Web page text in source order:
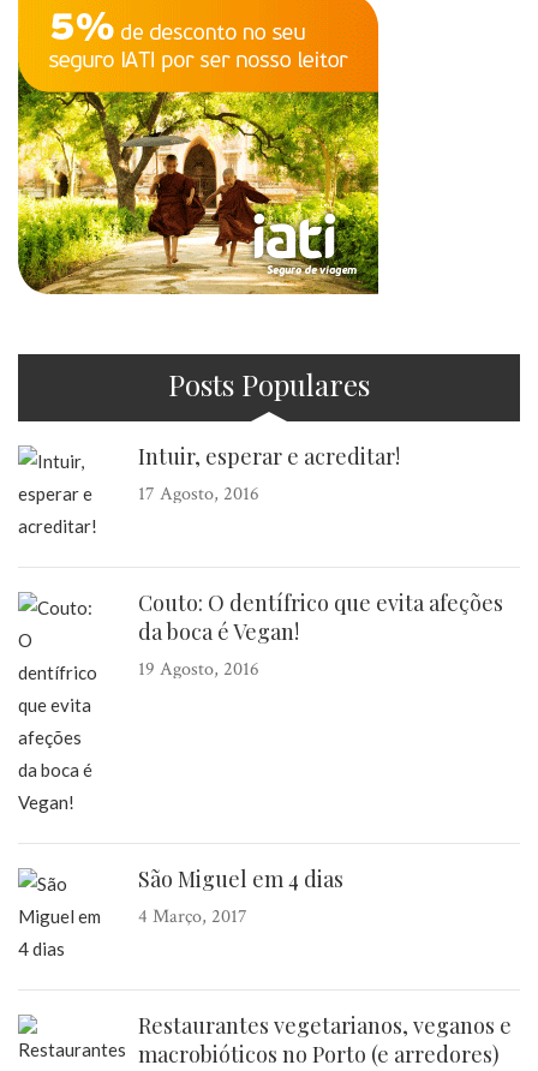
Posts Populares
Intuir, esperar e acreditar!
17 Agosto, 2016
Couto: O dentífrico que evita afeções
da boca é Vegan!
19 Agosto, 2016
São Miguel em 4 dias
4 Março, 2017
Restaurantes vegetarianos, veganos e
macrobióticos no Porto (e arredores)